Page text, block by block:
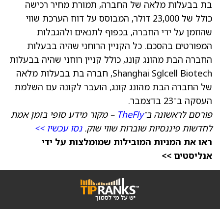
בת בבעלות מלאה של החברה, תמורת מחיר רכישה
כולל של 23,000 דולר, המבוסס על דוח הערכת שווי
שהוזמן על ידי החברה, בכפוף לתנאים ולהגבלות
המפורטים בהסכם. כל הקניין הרוחני שהיה בבעלות
החברה הבת מהונג קונג, כולל קניין רוחני שהיה בבעלות
Shanghai Sglcell Biotech, חברה בת בבעלות מלאה
של החברה הבת מהונג קונג, הועבר לקונה עם השלמת
העסקה ב־23 בדצמבר.
פורסם לראשונה ב־TheFly – מקור מידע סופי בזמן אמת
לחדשות פיננסיות שוברות שווי שוק.נסו עכשיו >>
ראו את המניות המובילות שמומלצות על ידי
אנליסטים >>